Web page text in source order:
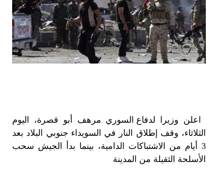
اعلن وزيرا لدفاع السوري مرهف أبو قصرة، اليوم
الثلاثاء، وقف إطلاق النار في السويداء جنوبي البلاد بعد
3 أيام من الاشتباكات الدامية، بينما بدأ الجيش سحب
الأسلحة الثقيلة من المدينة